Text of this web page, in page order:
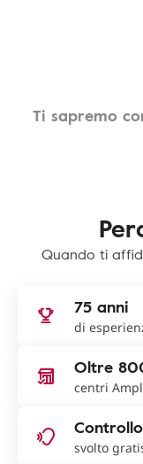
Ti sapremo
Quando ti
75 anni
di
Oltre
centri
svolto